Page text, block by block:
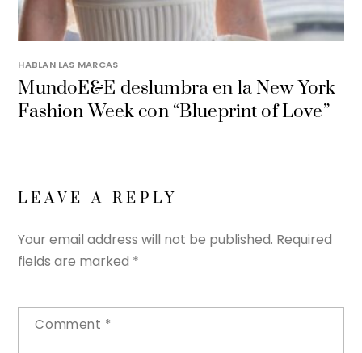
HABLAN LAS MARCAS
MundoE&E deslumbra en la New York
Fashion Week con “Blueprint of Love”
LEAVE A REPLY
Your email address will not be published. Required
fields are marked *
Comment *